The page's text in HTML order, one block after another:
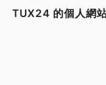
TUX24 的個人網